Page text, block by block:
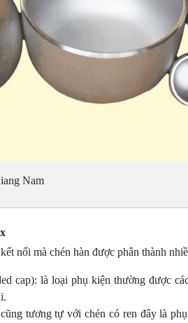
Nam
nối mà chén hàn được phân thành
cap): là loại phụ kiện thường được
tương tự với chén có ren đây là